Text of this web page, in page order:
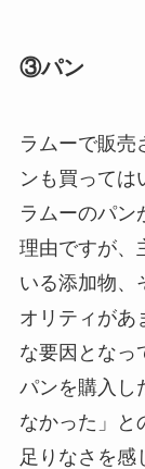
③パン
ラムーで販売
ンも買っては
ラムーのパン
理由ですが、
いる添加物、
オリティがあ
な要因となっ
パンを購入し
なかった」と
足りなさを感